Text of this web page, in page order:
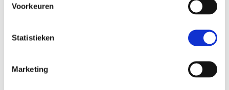
Voorkeuren
Statistieken
Marketing